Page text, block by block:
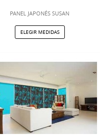
PANEL JAPONÉS SUSAN
ELEGIR MEDIDAS